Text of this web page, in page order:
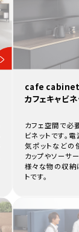
cafe cabinet
カフェキャビネ
カフェ空間で必
ビネットです。
気ポットなどの
カップやソーサ
様々な物の収納
トです。